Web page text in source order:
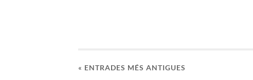
« ENTRADES MÉS ANTIGUES